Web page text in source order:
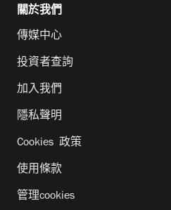
關於我們
傳媒中心
投資者查詢
加入我們
隱私聲明
Cookies 政策
使用條款
管理cookies